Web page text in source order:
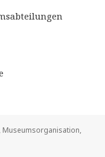
, Museumsorganisation,
durch das Museum